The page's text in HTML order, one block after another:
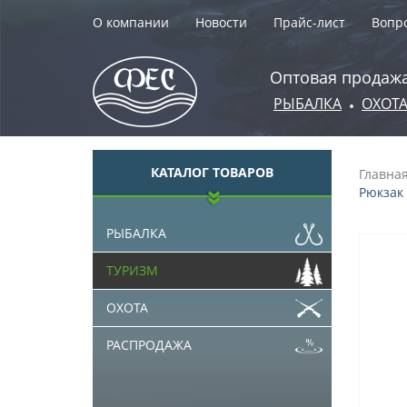
О компании Новости Прайс-лист
Оптовая
РЫБАЛКА • ОХОТА
КАТАЛОГ ТОВАРОВ
РЫБАЛКА
ТУРИЗМ
ОХОТА
РАСПРОДАЖА
Главная